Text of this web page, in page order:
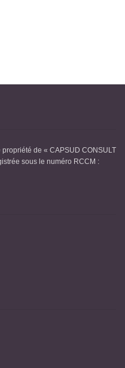
de « CAPSUD CONSULT
sous le numéro RCCM :